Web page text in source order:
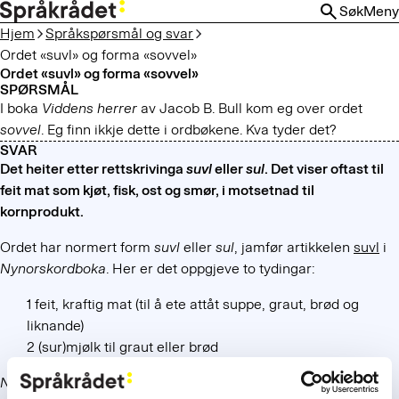
HOPP
TIL
HOVEDINNHOLD
SøkMeny
Hjem
Språkspørsmål og svar
Ordet «suvl» og forma «sovvel»
Ordet «suvl» og forma «sovvel»
SPØRSMÅL
I boka Viddens herrer av Jacob B. Bull kom eg over ordet
sovvel. Eg finn ikkje dette i ordbøkene. Kva tyder det?
SVAR
Det heiter etter rettskrivinga suvlellersul. Det viser oftast til
feit mat som kjøt, fisk, ost og smør, i motsetnad til
kornprodukt.
Ordet har normert form suvl eller sul, jamfør artikkelen suvl i
Nynorskordboka. Her er det oppgjeve to tydingar:
1 feit, kraftig mat (til å ete attåt suppe, graut, brød og
liknande)
2 (sur)mjølk til graut eller brød
Norsk Ordbokharein lengre artikkel om
, med fleire